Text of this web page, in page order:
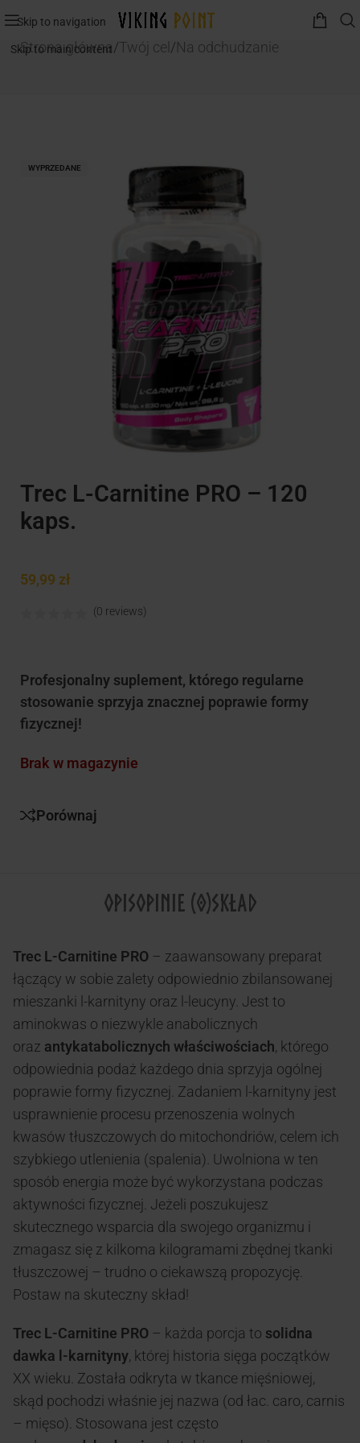
Skip to navigation
Skip to main content
Strona główna/Twój cel /Na odchudzanie
WYPRZEDANE
Trec L-Carnitine PRO – 120
kaps.
59,99 zł
(0 reviews)
Profesjonalny suplement, którego regularne
stosowanie sprzyja znacznej poprawie formy
fizycznej!
Brak w magazynie
Porównaj
OPISOPINIE (0)SKŁAD
Trec L-Carnitine PRO – zaawansowany preparat
łączący w sobie zalety odpowiednio zbilansowanej
mieszanki l-karnityny oraz l-leucyny. Jest to
aminokwas o niezwykle anabolicznych
oraz antykatabolicznych właściwościach, którego
odpowiednia podaż każdego dnia sprzyja ogólnej
poprawie formy fizycznej. Zadaniem l-karnityny jest
usprawnienie procesu przenoszenia wolnych
kwasów tłuszczowych do mitochondriów, celem ich
szybkiego utlenienia (spalenia). Uwolniona w ten
sposób energia może być wykorzystana podczas
aktywności fizycznej. Jeżeli poszukujesz
skutecznego wsparcia dla swojego organizmu i
zmagasz się z kilkoma kilogramami zbędnej tkanki
tłuszczowej – trudno o ciekawszą propozycję.
Postaw na skuteczny skład!
Trec L-Carnitine PRO – każda porcja to solidna
dawka l-karnityny, której historia sięga początków
XX wieku. Została odkryta w tkance mięśniowej,
skąd pochodzi właśnie jej nazwa (od łac. caro, carnis
– mięso). Stosowana jest często